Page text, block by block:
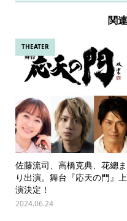
関
THEATER
佐藤流司、高橋克典、花總ま
り出演。舞台『応天の門』上
演決定！
2024.06.24